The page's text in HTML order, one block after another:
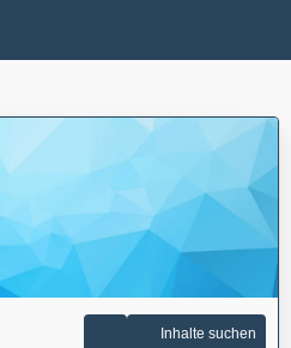
Inhalte suchen